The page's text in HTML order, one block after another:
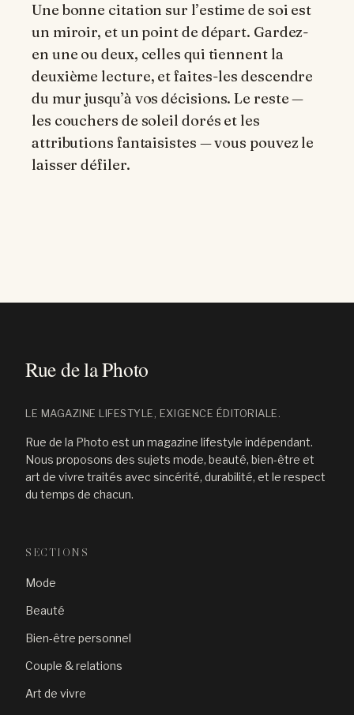
Une bonne citation sur l’estime de soi est
un miroir, et un point de départ. Gardez-
en une ou deux, celles qui tiennent la
deuxième lecture, et faites-les descendre
du mur jusqu’à vos décisions. Le reste —
les couchers de soleil dorés et les
attributions fantaisistes — vous pouvez le
laisser défiler.
LE MAGAZINE LIFESTYLE, EXIGENCE ÉDITORIALE.
Rue de la Photo est un magazine lifestyle indépendant.
Nous proposons des sujets mode, beauté, bien-être et
art de vivre traités avec sincérité, durabilité, et le respect
du temps de chacun.
SECTIONS
Mode
Beauté
Bien-être personnel
Couple & relations
Art de vivre